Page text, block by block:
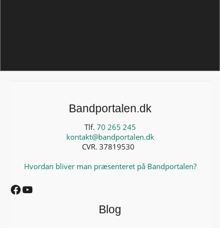
Bandportalen.dk
Tlf. 70 265 245
kontakt@bandportalen.dk
CVR. 37819530
Hvordan bliver man præsenteret på Bandportalen?
Facebook
Blog